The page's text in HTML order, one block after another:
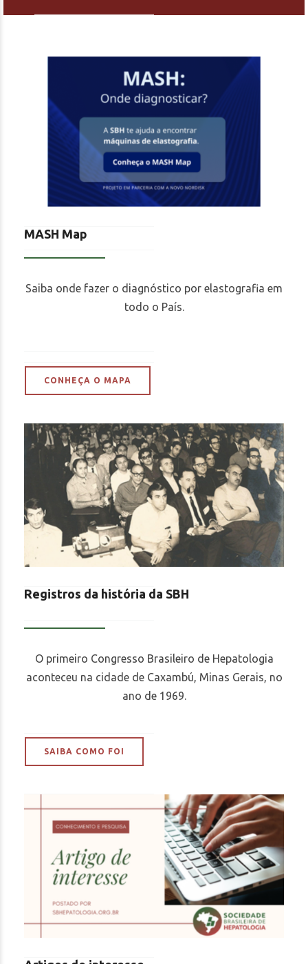
MASH Map
Saiba onde fazer o diagnóstico por elastografia em
todo o País.
CONHEÇA O MAPA
Registros da história da SBH
O primeiro Congresso Brasileiro de Hepatologia
aconteceu na cidade de Caxambú, Minas Gerais, no
ano de 1969.
SAIBA COMO FOI